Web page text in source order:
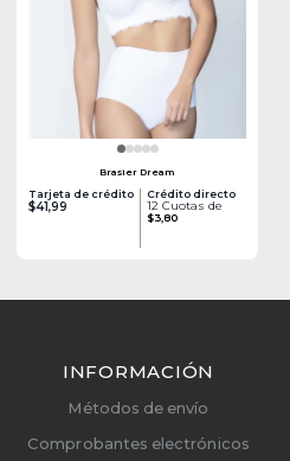
Brasier Dream
Tarjeta de crédito
$41,99
Crédito directo
12 Cuotas de
$3,80
INFORMACIÓN
Métodos de envío
Comprobantes electrónicos